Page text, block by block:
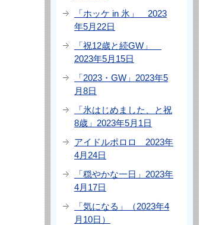
「ホッケ in 氷」 2023
年5月22日
「祝12歳と続GW」
2023年5月15日
「2023・GW」2023年5
月8日
「氷はじめました、と祝
8歳」2023年5月1日
アイドルポロロ 2023年
4月24日
「穏やかな一日」2023年
4月17日
「気になる」（2023年4
月10日）